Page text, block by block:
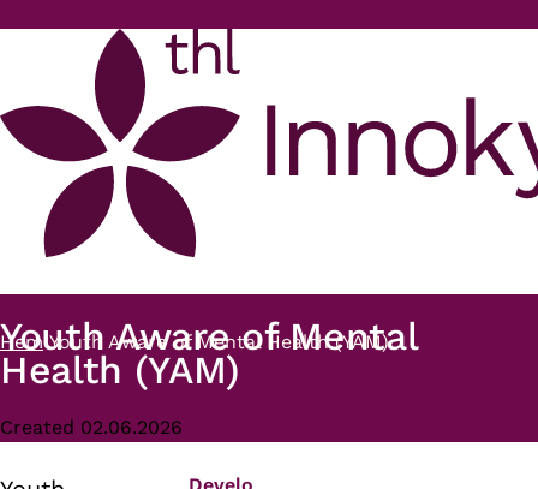
Länkstig
Hem Youth Aware of Mental Health (YAM)
Youth Aware of Mental
Health (YAM)
Created 02.06.2026